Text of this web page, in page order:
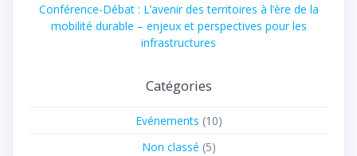
Conférence-Débat : L’avenir des territoires à l’ère de la
mobilité durable – enjeux et perspectives pour les
infrastructures
Catégories
Evénements (10)
Non classé (5)